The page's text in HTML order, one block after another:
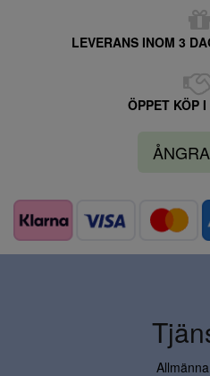
LEVERANS INOM 3
ÖPPET KÖP